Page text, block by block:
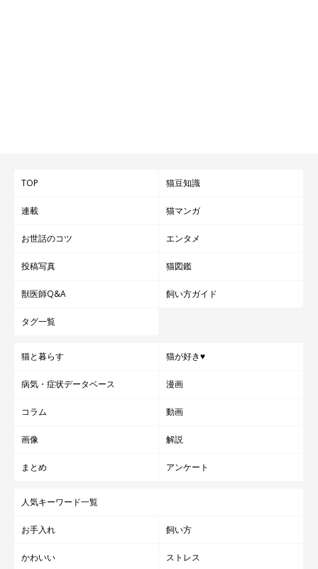
TOP 猫豆知識
連載 猫マンガ
お世話のコツ エンタメ
投稿写真 猫図鑑
獣医師Q&A 飼い方ガイド
タグ一覧
猫と暮らす 猫が好き♥
病気・症状データベース 漫画
コラム 動画
画像 解説
まとめ アンケート
人気キーワード一覧
お手入れ 飼い方
かわいい ストレス